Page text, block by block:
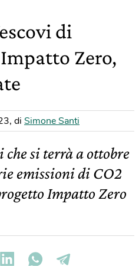
di
Zero,
, di Simone Santi
che si terrà a ottobre
emissioni di CO2
Impatto Zero